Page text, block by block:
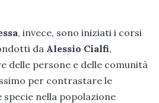
, invece, sono iniziati i corsi
da Alessio Cialfi,
delle persone e delle comunità
per contrastare le
nella popolazione